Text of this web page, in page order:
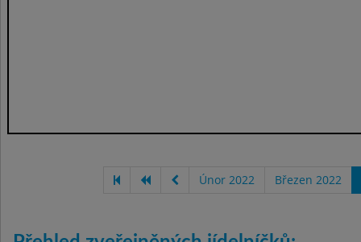
Únor 2022 Březen 2022